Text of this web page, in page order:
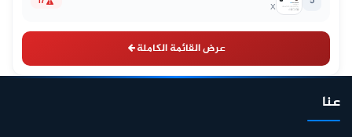
X
عرض القائمة الكاملة
عنا